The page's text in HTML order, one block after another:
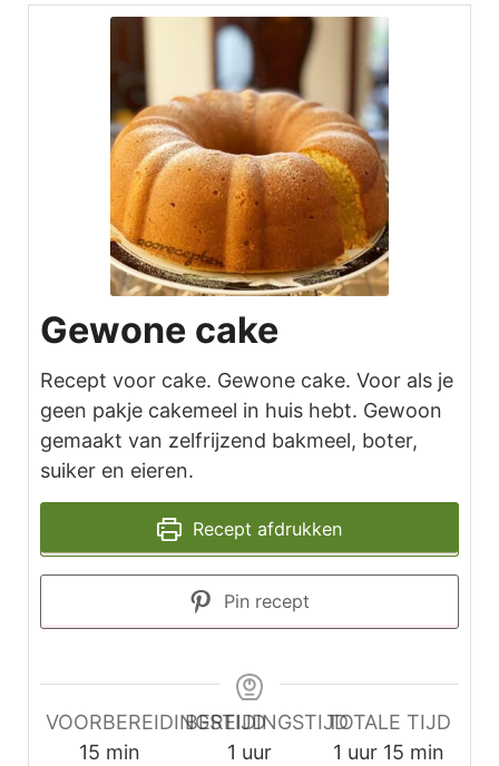
Gewone cake
Recept voor cake. Gewone cake. Voor als je
geen pakje cakemeel in huis hebt. Gewoon
gemaakt van zelfrijzend bakmeel, boter,
suiker en eieren.
Recept afdrukken
Pin recept
VOORBEREIDINGSTIJD
15 minuten
min
BEREIDINGSTIJD
1 uur
uur
TOTALE TIJD
1 uur
uur 15 minuten
min